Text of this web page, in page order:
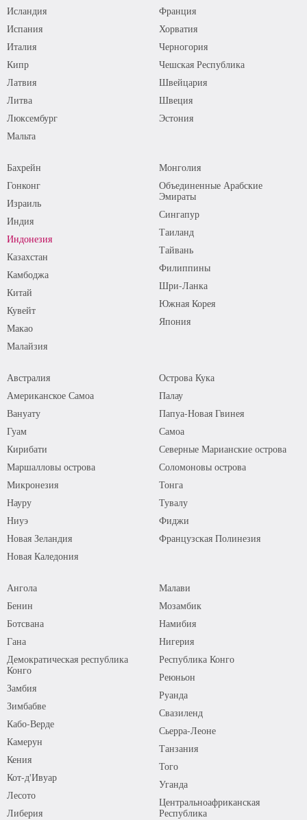
Исландия
Испания
Италия
Кипр
Латвия
Литва
Люксембург
Мальта
Франция
Хорватия
Черногория
Чешская Республика
Швейцария
Швеция
Эстония
Бахрейн
Гонконг
Израиль
Индия
Индонезия
Казахстан
Камбоджа
Китай
Кувейт
Макао
Малайзия
Монголия
Объединенные Арабские
Эмираты
Сингапур
Таиланд
Тайвань
Филиппины
Шри-Ланка
Южная Корея
Япония
Австралия
Американское Самоа
Вануату
Гуам
Кирибати
Маршалловы острова
Микронезия
Науру
Ниуэ
Новая Зеландия
Новая Каледония
Острова Кука
Палау
Папуа-Новая Гвинея
Самоа
Северные Марианские острова
Соломоновы острова
Тонга
Тувалу
Фиджи
Французская Полинезия
Ангола
Бенин
Ботсвана
Гана
Демократическая республика
Конго
Замбия
Зимбабве
Кабо-Верде
Камерун
Кения
Кот-д'Ивуар
Лесото
Либерия
Малави
Мозамбик
Намибия
Нигерия
Республика Конго
Реюньон
Руанда
Свазиленд
Сьерра-Леоне
Танзания
Того
Уганда
Центральноафриканская
Республика